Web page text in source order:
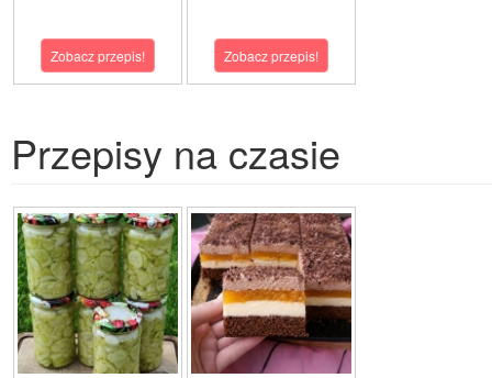
Zobacz przepis! Zobacz przepis!
Przepisy na czasie